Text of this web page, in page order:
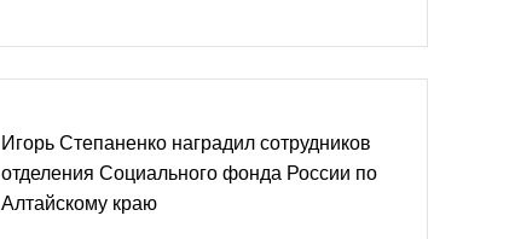
Игорь Степаненко наградил сотрудников
отделения Социального фонда России по
Алтайскому краю